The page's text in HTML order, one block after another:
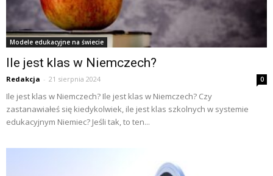
Modele edukacyjne na świecie
Ile jest klas w Niemczech?
Redakcja - 21 sierpnia 2024 0
Ile jest klas w Niemczech? Ile jest klas w Niemczech? Czy
zastanawiałeś się kiedykolwiek, ile jest klas szkolnych w systemie
edukacyjnym Niemiec? Jeśli tak, to ten...